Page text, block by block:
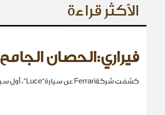
الأكثر قراءة
فيراري:الحصان الجامح
كشفت شركةFerrari عن سيارة“Luce”، أول سيارة كهربائية بالكامل في تاريخها.